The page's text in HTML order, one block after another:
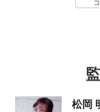
松岡